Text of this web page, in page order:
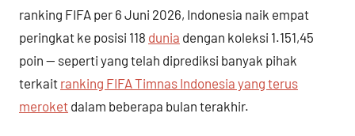
ranking FIFA per 6 Juni 2026, Indonesia naik empat
peringkat ke posisi 118 dunia dengan koleksi 1.151,45
poin — seperti yang telah diprediksi banyak pihak
terkait ranking FIFA Timnas Indonesia yang terus
meroket dalam beberapa bulan terakhir.